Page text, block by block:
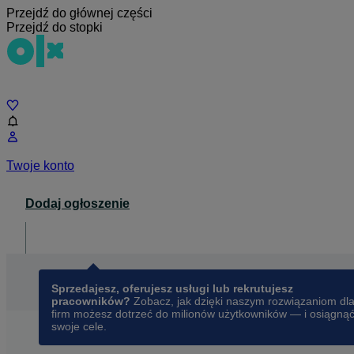
Przejdź do głównej części
Przejdź do stopki
Twoje konto
Dodaj ogłoszenie
Sprzedajesz, oferujesz usługi lub rekrutujesz
pracowników? Zobacz, jak dzięki naszym rozwiązaniom dla
firm możesz dotrzeć do milionów użytkowników — i osiągnąć
swoje cele.